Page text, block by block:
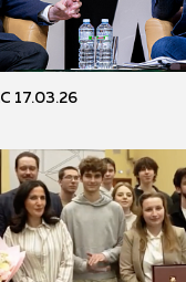
17.03.26